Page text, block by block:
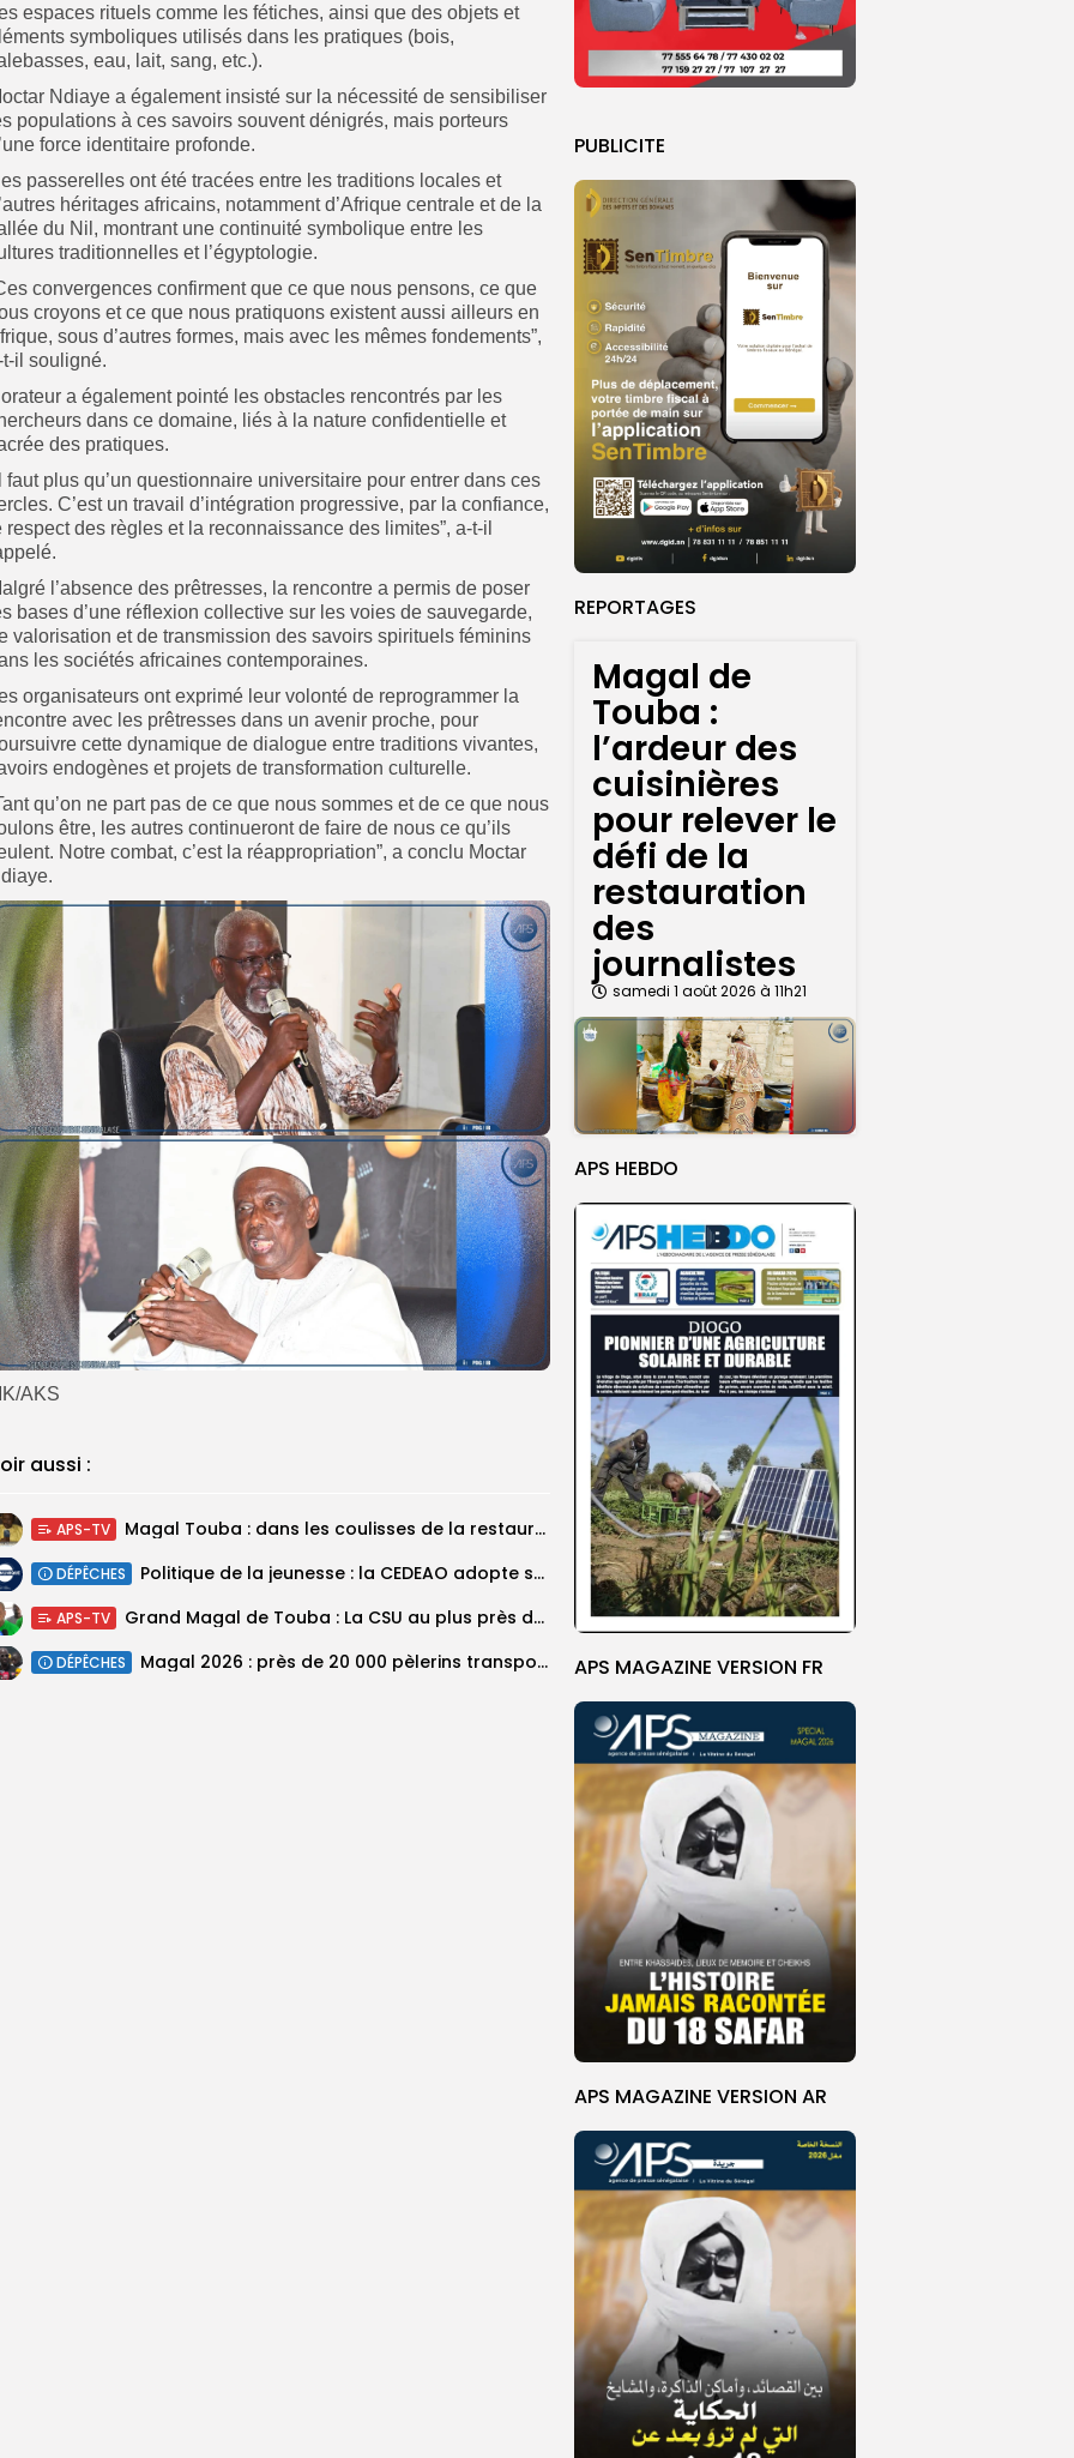
PUBLICITE
REPORTAGES
Magal de
Touba :
l’ardeur des
cuisinières
pour relever le
défi de la
restauration
des
journalistes
samedi 1 août 2026 à 11h21
APS HEBDO
APS MAGAZINE VERSION FR
APS MAGAZINE VERSION AR
espaces rituels comme les fétiches, ainsi que des objets et
symboliques utilisés dans les pratiques (bois,
eau, lait, sang, etc.).
Ndiaye a également insisté sur la nécessité de sensibiliser
populations à ces savoirs souvent dénigrés, mais porteurs
force identitaire profonde.
passerelles ont été tracées entre les traditions locales et
héritages africains, notamment d’Afrique centrale et de la
du Nil, montrant une continuité symbolique entre les
traditionnelles et l’égyptologie.
convergences confirment que ce que nous pensons, ce que
croyons et ce que nous pratiquons existent aussi ailleurs en
sous d’autres formes, mais avec les mêmes fondements”,
t-il souligné.
a également pointé les obstacles rencontrés par les
dans ce domaine, liés à la nature confidentielle et
des pratiques.
faut plus qu’un questionnaire universitaire pour entrer dans ces
C’est un travail d’intégration progressive, par la confiance,
respect des règles et la reconnaissance des limites”, a-t-il
l’absence des prêtresses, la rencontre a permis de poser
bases d’une réflexion collective sur les voies de sauvegarde,
valorisation et de transmission des savoirs spirituels féminins
les sociétés africaines contemporaines.
organisateurs ont exprimé leur volonté de reprogrammer la
avec les prêtresses dans un avenir proche, pour
cette dynamique de dialogue entre traditions vivantes,
endogènes et projets de transformation culturelle.
qu’on ne part pas de ce que nous sommes et de ce que nous
être, les autres continueront de faire de nous ce qu’ils
Notre combat, c’est la réappropriation”, a conclu Moctar
AKS
aussi :
APS-TV Magal Touba : dans les coulisses de la restauration de la presse...
DÉPÊCHES Politique de la jeunesse : la CEDEAO adopte son plan d’actions stratégiques...
APS-TV Grand Magal de Touba : La CSU au plus près des pèlerins
DÉPÊCHES Magal 2026 : près de 20 000 pèlerins transportés vers Touba en...